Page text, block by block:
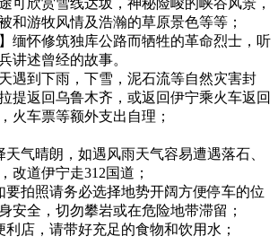
和游牧风情及浩瀚的草原景色等等；
缅怀修筑独库公路而牺牲的革命烈士，听
讲述曾经的故事。
遇到下雨，下雪，泥石流等自然灾害封
提返回乌鲁木齐，或返回伊宁乘火车返回
火车票等额外支出自理；
气晴朗，如遇风雨天气容易遭遇落石、
改道伊宁走312国道；
要拍照请务必选择地势开阔方便停车的位
安全，切勿攀岩或在危险地带滞留；
店，请带好充足的食物和饮用水；